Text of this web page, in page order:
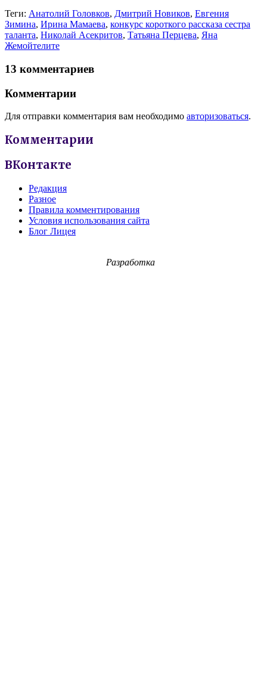
Теги: Анатолий Головков, Дмитрий Новиков, Евгения
Зимина, Ирина Мамаева, конкурс короткого рассказа сестра
таланта, Николай Асекритов, Татьяна Перцева, Яна
Жемойтелите
13 комментариев
Комментарии
Для отправки комментария вам необходимо авторизоваться.
Комментарии
ВКонтакте
Редакция
Разное
Правила комментирования
Условия использования сайта
Блог Лицея
Разработка